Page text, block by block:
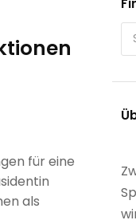
für eine
als